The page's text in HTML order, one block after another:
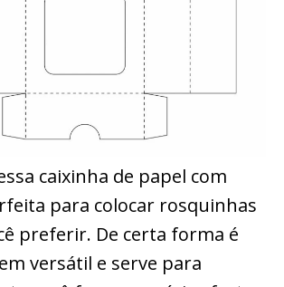
caixinha de papel com
para colocar rosquinhas
preferir. De certa forma é
versátil e serve para